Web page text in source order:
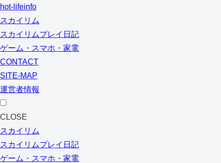
hot-lifeinfo
スカイリム
スカイリムプレイ日記
ゲーム・スマホ・家電
CONTACT
SITE-MAP
運営者情報
CLOSE
スカイリム
スカイリムプレイ日記
ゲーム・スマホ・家電